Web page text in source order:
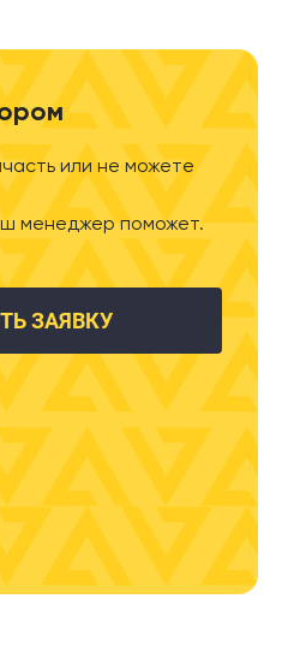
или не можете
менеджер поможет.
ЗАЯВКУ